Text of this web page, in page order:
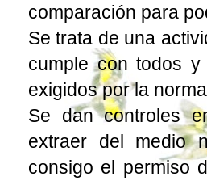
comparación para
Se trata de una
cumple con todos
exigidos por la
Se dan controles
extraer del medio
consigo el permiso